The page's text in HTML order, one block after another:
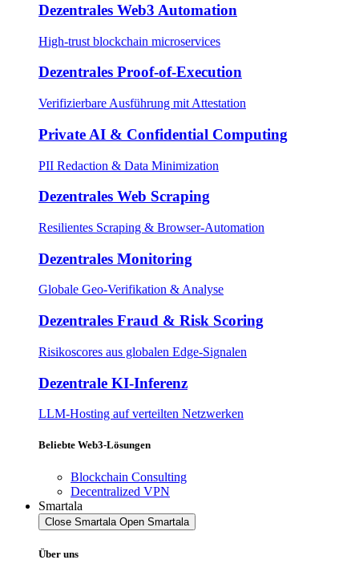
Dezentrales Web3 Automation
High-trust blockchain microservices
Dezentrales Proof-of-Execution
Verifizierbare Ausführung mit Attestation
Private AI & Confidential Computing
PII Redaction & Data Minimization
Dezentrales Web Scraping
Resilientes Scraping & Browser-Automation
Dezentrales Monitoring
Globale Geo-Verifikation & Analyse
Dezentrales Fraud & Risk Scoring​
Risikoscores aus globalen Edge-Signalen
Dezentrale KI-Inferenz
LLM-Hosting auf verteilten Netzwerken
Beliebte Web3-Lösungen
Blockchain Consulting
Decentralized VPN
Smartala
Close Smartala Open Smartala
Über uns